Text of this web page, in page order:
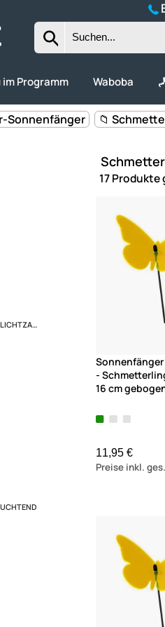
Programm Waboba
Sonnenfänger 📁
EDELSTAHL WINDSPIELE MIT LICHTZAUBER
17 Produkte
-
16 cm
11,95 €
Preise inkl.